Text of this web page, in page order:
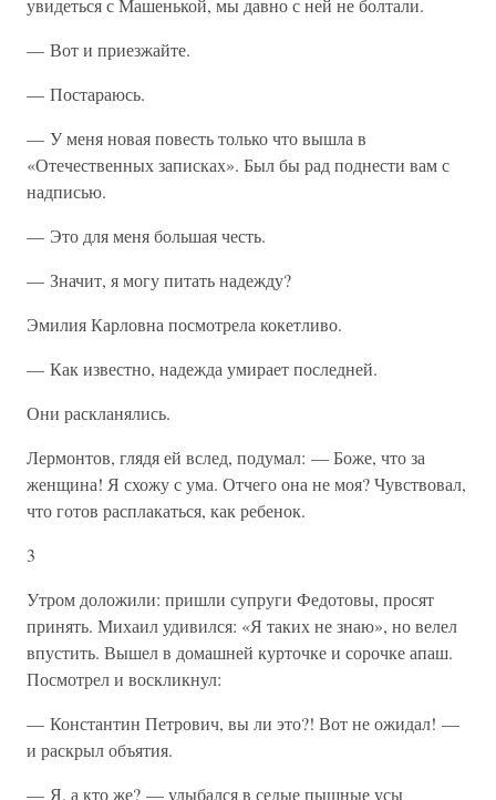
увидеться с Машенькой, мы давно с ней не болтали.
— Вот и приезжайте.
— Постараюсь.
— У меня новая повесть только что вышла в
«Отечественных записках». Был бы рад поднести вам с
надписью.
— Это для меня большая честь.
— Значит, я могу питать надежду?
Эмилия Карловна посмотрела кокетливо.
— Как известно, надежда умирает последней.
Они раскланялись.
Лермонтов, глядя ей вслед, подумал: — Боже, что за
женщина! Я схожу с ума. Отчего она не моя? Чувствовал,
что готов расплакаться, как ребенок.
3
Утром доложили: пришли супруги Федотовы, просят
принять. Михаил удивился: «Я таких не знаю», но велел
впустить. Вышел в домашней курточке и сорочке апаш.
Посмотрел и воскликнул:
— Константин Петрович, вы ли это?! Вот не ожидал! —
и раскрыл объятия.
— Я, а кто же? — улыбался в седые пышные усы